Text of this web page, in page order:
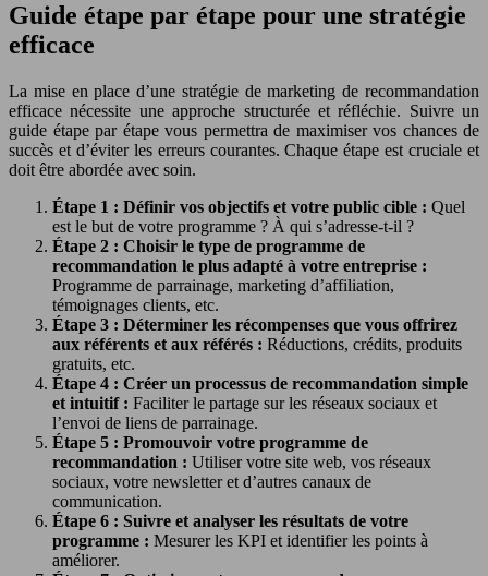
Guide étape par étape pour une stratégie
efficace
La mise en place d’une stratégie de marketing de recommandation
efficace nécessite une approche structurée et réfléchie. Suivre un
guide étape par étape vous permettra de maximiser vos chances de
succès et d’éviter les erreurs courantes. Chaque étape est cruciale et
doit être abordée avec soin.
Étape 1 : Définir vos objectifs et votre public cible : Quel
est le but de votre programme ? À qui s’adresse-t-il ?
Étape 2 : Choisir le type de programme de
recommandation le plus adapté à votre entreprise :
Programme de parrainage, marketing d’affiliation,
témoignages clients, etc.
Étape 3 : Déterminer les récompenses que vous offrirez
aux référents et aux référés : Réductions, crédits, produits
gratuits, etc.
Étape 4 : Créer un processus de recommandation simple
et intuitif : Faciliter le partage sur les réseaux sociaux et
l’envoi de liens de parrainage.
Étape 5 : Promouvoir votre programme de
recommandation : Utiliser votre site web, vos réseaux
sociaux, votre newsletter et d’autres canaux de
communication.
Étape 6 : Suivre et analyser les résultats de votre
programme : Mesurer les KPI et identifier les points à
améliorer.